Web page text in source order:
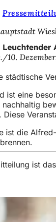
städtische
ist eine
ist die
ist